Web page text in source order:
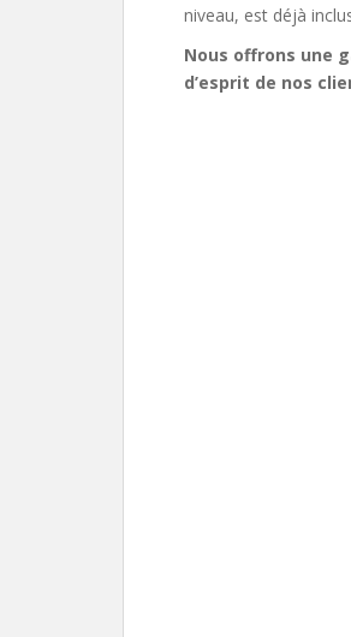
niveau, est déjà
Nous offrons une
d’esprit de nos